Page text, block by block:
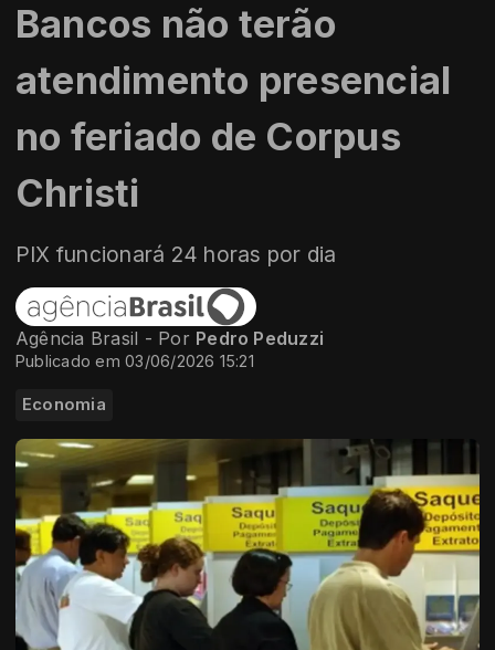
Bancos não terão
atendimento presencial
no feriado de Corpus
Christi
PIX funcionará 24 horas por dia
Agência Brasil - Por Pedro Peduzzi
Publicado em 03/06/2026 15:21
Economia